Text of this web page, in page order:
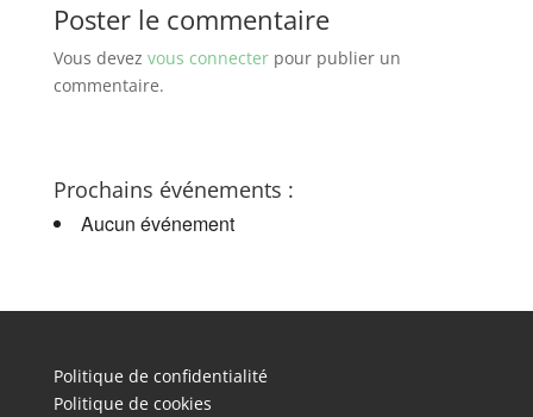
Poster le commentaire
Vous devez vous connecterpour publier un
commentaire.
Prochains événements :
Aucun événement
Politique de confidentialité
Politique de cookies